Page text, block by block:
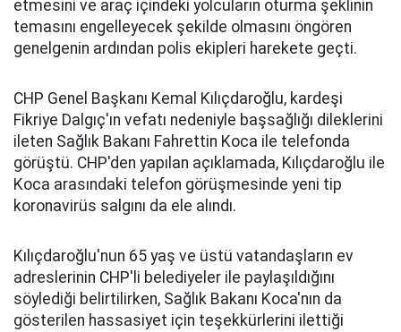
etmesini ve araç içindeki yolcuların oturma şeklinin
temasını engelleyecek şekilde olmasını öngören
genelgenin ardından polis ekipleri harekete geçti.
CHP Genel Başkanı Kemal Kılıçdaroğlu, kardeşi
Fikriye Dalgıç'ın vefatı nedeniyle başsağlığı dileklerini
ileten Sağlık Bakanı Fahrettin Koca ile telefonda
görüştü. CHP'den yapılan açıklamada, Kılıçdaroğlu ile
Koca arasındaki telefon görüşmesinde yeni tip
koronavirüs salgını da ele alındı.
Kılıçdaroğlu'nun 65 yaş ve üstü vatandaşların ev
adreslerinin CHP'li belediyeler ile paylaşıldığını
söylediği belirtilirken, Sağlık Bakanı Koca'nın da
gösterilen hassasiyet için teşekkürlerini ilettiği